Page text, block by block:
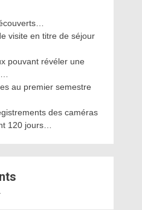
visite en titre de séjour
pouvant révéler une
au premier semestre
des caméras
120 jours…